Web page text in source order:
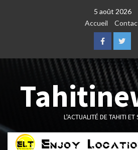
5 août 2026
Accueil
Facebook
L'ACTUALITÉ DE TAHITI ET